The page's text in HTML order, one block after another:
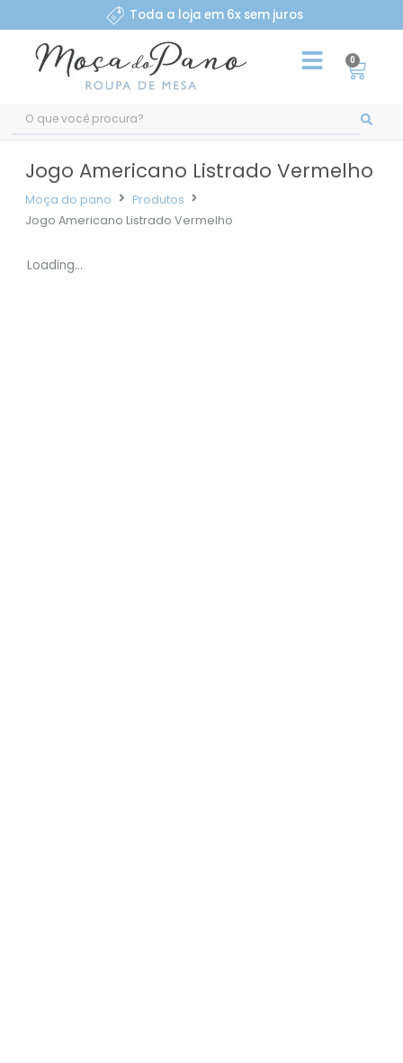
para
conteúdo
Toda a loja em 6x sem juros
0
Pesquisar
Jogo Americano Listrado Vermelho
Moça do pano
Produtos
Jogo Americano Listrado Vermelho
Loading...